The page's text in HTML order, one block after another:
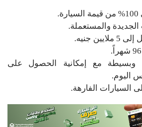
والمستعملة.
جنيه.
وبسيطة مع إمكانية الحصول على
اليوم.
الفارهة.